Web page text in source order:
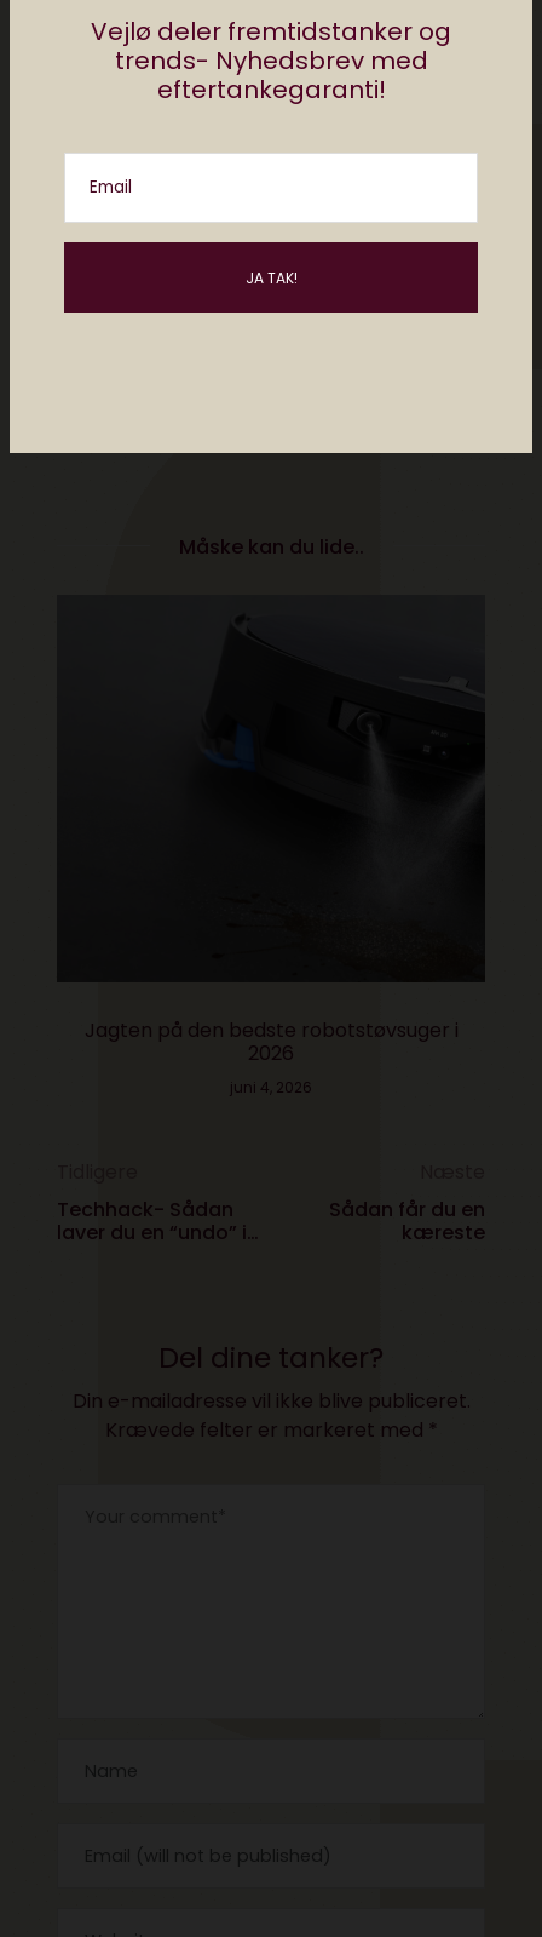
Vejlø deler fremtidstanker og
trends- Nyhedsbrev med
eftertankegaranti!
Email
Christiane er direktør for Elektronista Media
og en af Danmarks førende eksperter i
digital kultur, digitalt content og forholdet
trends i ind- og udland. Hun har en
kandidatgrad i religionsvidenskab og
medievidenskab og så sidder Christiane i
dataetisk råd. Følg @christianevejlo på
Twitter og på Instagram.
Måske kan du lide..
Jagten på den bedste robotstøvsuger i
2026
juni 4, 2026
Techhack- Sådan
laver du en “undo” it
Sådan får du en
kæreste
Del dine tanker?
Din e-mailadresse vil ikke blive publiceret.
Krævede felter er markeret med *